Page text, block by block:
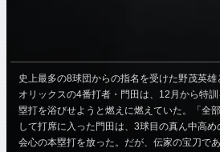
史上最多の8球団からの指名を受けた野茂英雄
オリックスの4番打者・門田は、12月から特
塁打を浴びせようと燃えに燃えていた。「全
して打席に入った門田は、3球目の真ん中高め
会心の本塁打を放った。だが、伝家の宝刀で